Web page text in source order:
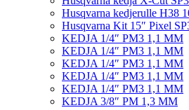
Husqvarna kedjerulle H38
Husqvarna Kit 15″ Pixel
KEDJA 1/4″ PM3 1,1 MM
KEDJA 1/4″ PM3 1,1 MM
KEDJA 1/4″ PM3 1,1 MM
KEDJA 1/4″ PM3 1,1 MM
KEDJA 1/4″ PM3 1,1 MM
KEDJA 3/8″ PM 1,3 MM